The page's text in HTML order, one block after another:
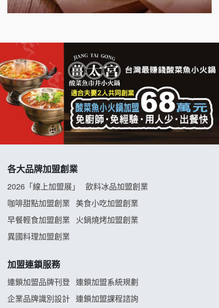
千香漢堡加盟說明會
拉亞漢堡加盟說明會
杜芳子古味茶鋪加盟說明會
優握握×酸奶大獅加盟說明會
冬城門加盟說明會
龍涎居好湯加盟說明會
舒油頭加盟說明會
義氣豐發雞加盟說明會
Mr.Wish加盟說明會
各大品牌加盟創業
2026「線上加盟展」
飲料冰品加盟創業
咖啡甜點加盟創業
美食小吃加盟創業
早餐輕食加盟創業
火鍋燒烤加盟創業
異國料理加盟創業
加盟連鎖服務
連鎖加盟品牌刊登 連鎖加盟系統規劃
企業品牌識別設計 連鎖加盟課程諮詢